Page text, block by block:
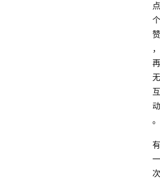
点
个
赞
，
再
无
互
动
。
有
一
次